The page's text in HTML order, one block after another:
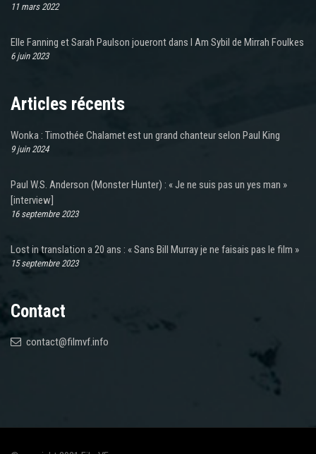
11 mars 2022
Elle Fanning et Sarah Paulson joueront dans I Am Sybil de Mirrah Foulkes
6 juin 2023
Articles récents
Wonka : Timothée Chalamet est un grand chanteur selon Paul King
9 juin 2024
Paul W.S. Anderson (Monster Hunter) : « Je ne suis pas un yes man »
[interview]
16 septembre 2023
Lost in translation a 20 ans : « Sans Bill Murray je ne faisais pas le film »
15 septembre 2023
Contact
contact@filmvf.info